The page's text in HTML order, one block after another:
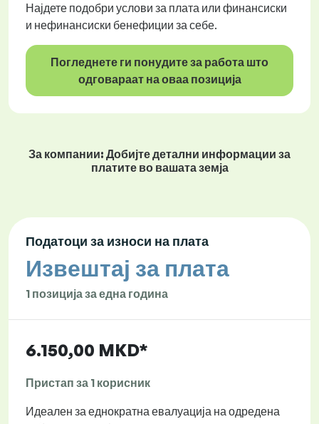
Најдете подобри услови за плата или финансиски
и нефинансиски бенефиции за себе.
Погледнете ги понудите за работа што
одговараат на оваа позиција
За компании: Добијте детални информации за
платите во вашата земја
Податоци за износи на плата
Извештај за плата
1 позиција за една година
6.150,00 MKD*
Пристап за 1 корисник
Идеален за еднократна евалуација на одредена